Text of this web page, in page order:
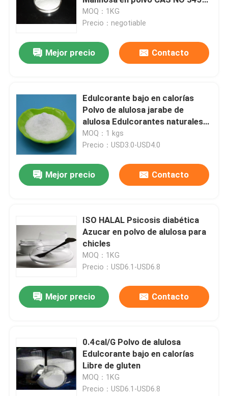
Polidextrosa
Inulina
Isomaltooligosacárido OMI
Xilooligosacárido XOS
Galactooligosacárido GOS
Resinas sintéticas
Fibra de hormigón reforzado
Adición concreta
28-4
MOQ：1KG
Precio：negotiable
Mejor precio Contacto
Edulcorante bajo en calorías
Polvo de alulosa jarabe de
alulosa Edulcorantes naturales
saludables Sin efecto sobre el
azúcar en la sangre
MOQ：1 kgs
Precio：USD3.0-USD4.0
Mejor precio Contacto
ISO HALAL Psicosis diabética
Azucar en polvo de alulosa para
chicles
MOQ：1KG
Precio：USD6.1-USD6.8
Mejor precio Contacto
0.4cal/G Polvo de alulosa
Edulcorante bajo en calorías
Libre de gluten
MOQ：1KG
Precio：USD6.1-USD6.8